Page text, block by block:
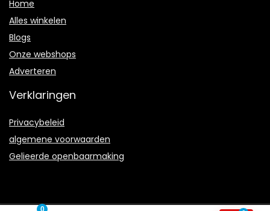
0
Home
Alles winkelen
Blogs
Onze webshops
Adverteren
Verklaringen
Privacybeleid
algemene voorwaarden
Gelieerde openbaarmaking